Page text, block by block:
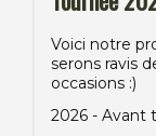
Voici notre
serons ravis
occasions :)
2026 - Avant